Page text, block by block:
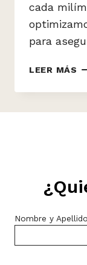
cada
para
LEER MÁS
Nombre y